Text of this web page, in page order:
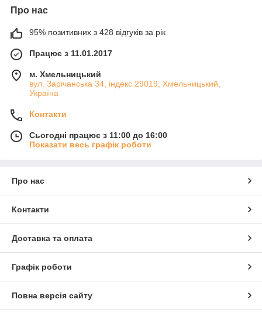
Про нас
95% позитивних з 428 відгуків за рік
Працює з 11.01.2017
м. Хмельницький
вул. Зарічанська 34, індекс 29019, Хмельницький,
Україна
Контакти
Сьогодні працює з 11:00 до 16:00
Показати весь графік роботи
Про нас
Контакти
Доставка та оплата
Графік роботи
Повна версія сайту